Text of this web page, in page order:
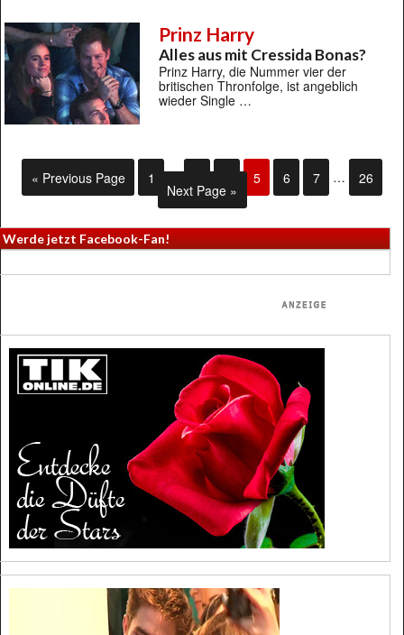
Prinz Harry
Alles aus mit Cressida Bonas?
Prinz Harry, die Nummer vier der
britischen Thronfolge, ist angeblich
wieder Single …
« Previous Page 1 … 5 6 7 … 26
Next Page »
Werde jetzt Facebook-Fan!